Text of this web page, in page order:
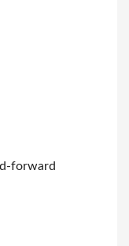
forward